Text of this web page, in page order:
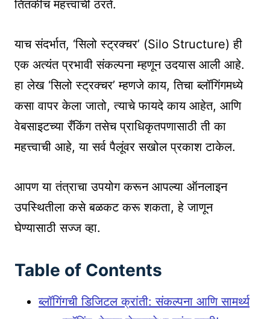
तितकीच महत्त्वाची ठरते.
याच संदर्भात, ‘सिलो स्ट्रक्चर’ (Silo Structure) ही
एक अत्यंत प्रभावी संकल्पना म्हणून उदयास आली आहे.
हा लेख ‘सिलो स्ट्रक्चर’ म्हणजे काय, तिचा ब्लॉगिंगमध्ये
कसा वापर केला जातो, त्याचे फायदे काय आहेत, आणि
वेबसाइटच्या रँकिंग तसेच प्राधिकृतपणासाठी ती का
महत्त्वाची आहे, या सर्व पैलूंवर सखोल प्रकाश टाकेल.
आपण या तंत्राचा उपयोग करून आपल्या ऑनलाइन
उपस्थितीला कसे बळकट करू शकता, हे जाणून
घेण्यासाठी सज्ज व्हा.
Table of Contents
ब्लॉगिंगची डिजिटल क्रांती: संकल्पना आणि सामर्थ्य